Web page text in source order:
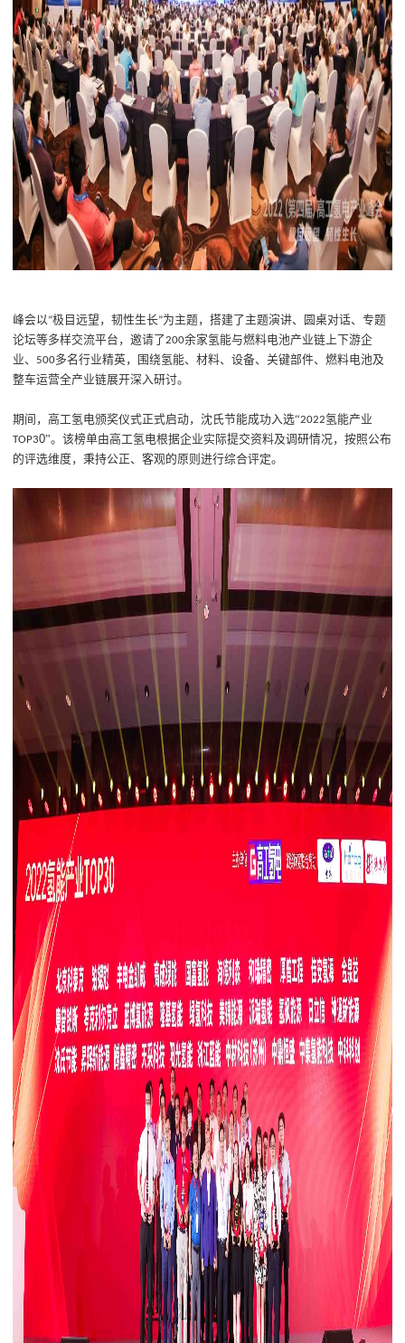
峰会以“极目远望，韧性生长”为主题，搭建了主题演讲、圆桌对话、专题
论坛等多样交流平台，邀请了200余家氢能与燃料电池产业链上下游企
业、500多名行业精英，围绕氢能、材料、设备、关键部件、燃料电池及
整车运营全产业链展开深入研讨。
期间 ， 高工氢电颁奖仪式正式启动，沈氏节能成功入选“2022氢能产业
TOP30”。该榜单由高工氢电根据企业实际提交资料及调研情况，按照公布
的评选维度，秉持公正、客观的原则进行综合评定。